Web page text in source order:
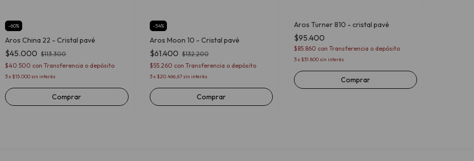
-60%
Aros China 22 - Cristal pavé
$45.000 $113.300
$40.500 con Transferencia o depósito
3x $15.000 sin interés
-54%
Aros Moon 10 - Cristal pavé
$61.400 $132.200
$55.260 con Transferencia o depósito
3x $20.466,67 sin interés
Comprar
Aros Turner 810 - cristal pavé
$95.400
$85.860 con Transferencia o depósito
3x $31.800 sin interés
Comprar